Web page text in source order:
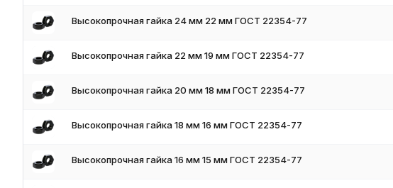
Высокопрочная гайка 24 мм 22 мм ГОСТ 22354-77
Высокопрочная гайка 22 мм 19 мм ГОСТ 22354-77
Высокопрочная гайка 20 мм 18 мм ГОСТ 22354-77
Высокопрочная гайка 18 мм 16 мм ГОСТ 22354-77
Высокопрочная гайка 16 мм 15 мм ГОСТ 22354-77